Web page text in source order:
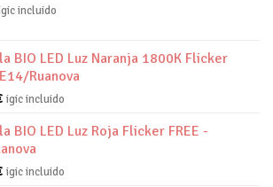
incluido
BIO LED Luz Naranja 1800K Flicker
Ruanova
igic incluido
BIO LED Luz Roja Flicker FREE -
igic incluido